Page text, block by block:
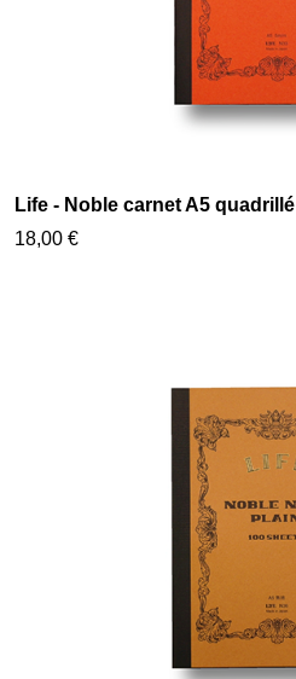
Life - Noble carnet A5 quadrillé
18,00 €